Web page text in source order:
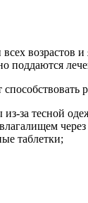
возрастов
поддаются
за тесной
таблетки;